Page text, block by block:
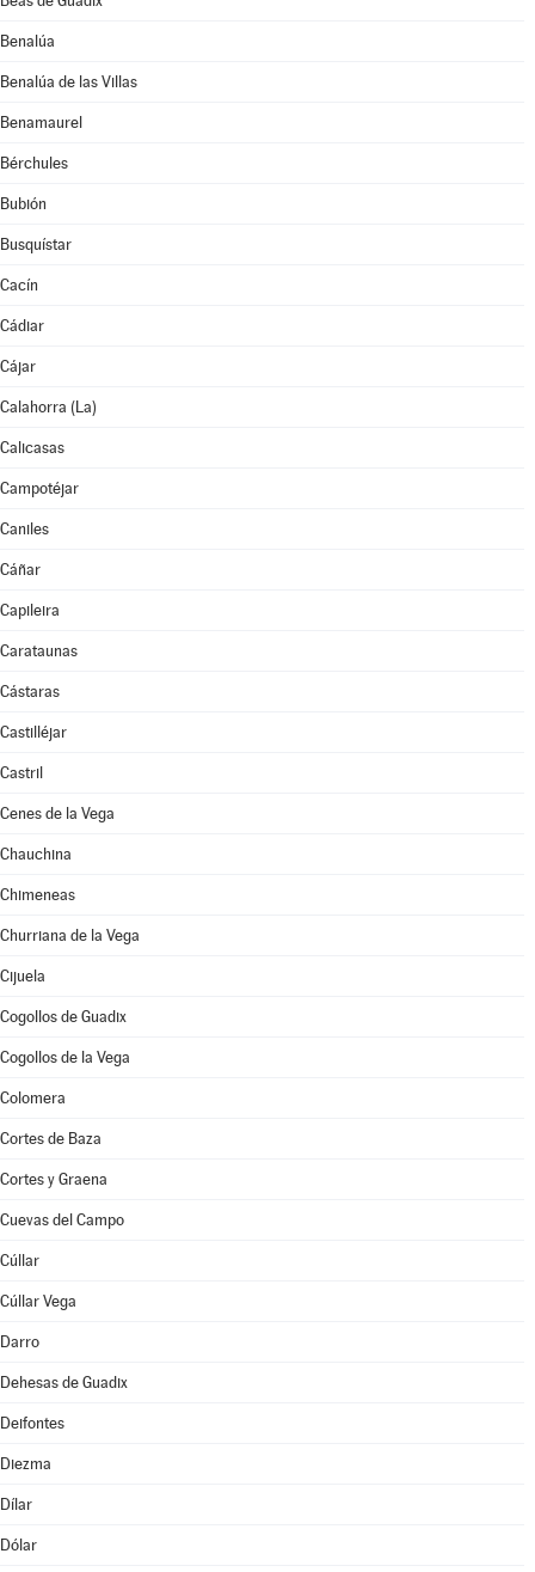
Benalúa
Benalúa de las Villas
Benamaurel
Bérchules
Bubión
Busquístar
Cacín
Cádiar
Cájar
Calahorra (La)
Calicasas
Campotéjar
Caniles
Cáñar
Capileira
Carataunas
Cástaras
Castilléjar
Castril
Cenes de la Vega
Chauchina
Chimeneas
Churriana de la Vega
Cijuela
Cogollos de Guadix
Cogollos de la Vega
Colomera
Cortes de Baza
Cortes y Graena
Cuevas del Campo
Cúllar
Cúllar Vega
Darro
Dehesas de Guadix
Deifontes
Diezma
Dílar
Dólar